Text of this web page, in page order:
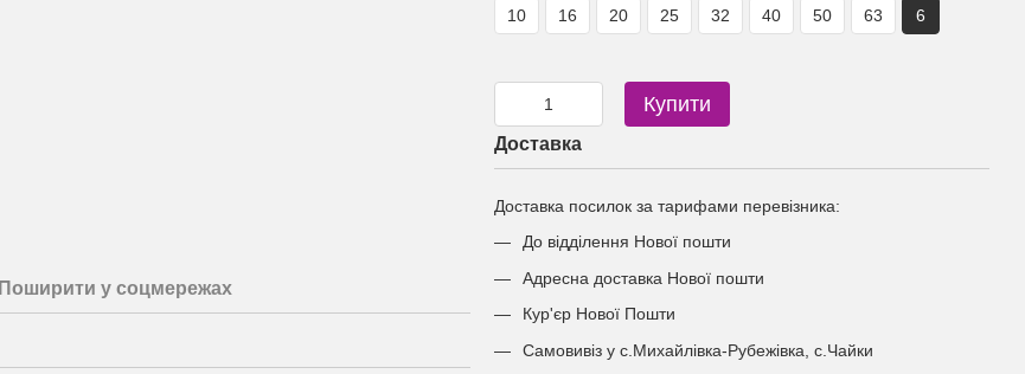
Поширити у соцмережах
10 16 20 25 32 40 50 63 6
Купити
Доставка
Доставка посилок за тарифами перевізника:
До відділення Нової пошти
Адресна доставка Нової пошти
Кур'єр Нової Пошти
Самовивіз у с.Михайлівка-Рубежівка, с.Чайки